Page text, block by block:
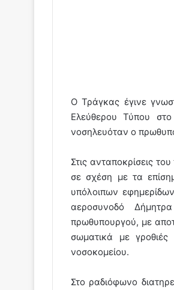
Ο Τράγκας έγινε
Ελεύθερου Τύπου
νοσηλευόταν ο
Στις ανταποκρίσεις
σε σχέση με τα
υπόλοιπων
αεροσυνοδό
πρωθυπουργού, με
σωματικά με
νοσοκομείου.
Στο ραδιόφωνο